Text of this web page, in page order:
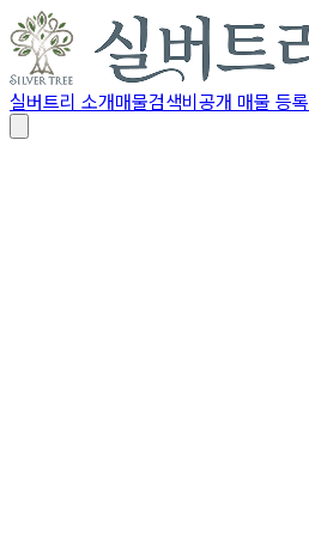
실버트리 소개매물검색비공개 매물 등록